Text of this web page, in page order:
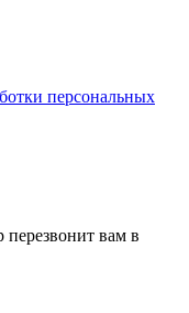
персональных
вам в